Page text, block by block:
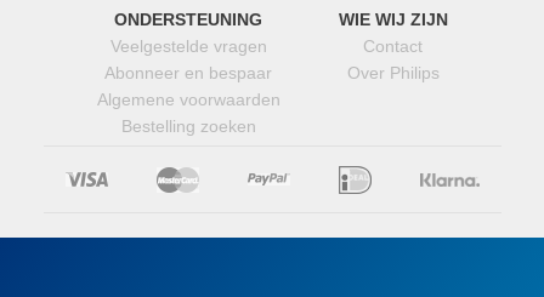
ONDERSTEUNING
Veelgestelde vragen
Abonneer en bespaar
Algemene voorwaarden
Bestelling zoeken
WIE WIJ ZIJN
Contact
Over Philips